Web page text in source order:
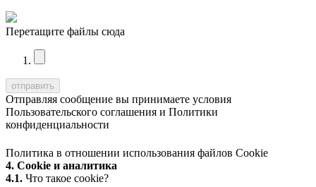
Перетащите файлы сюда
Отправляя сообщение вы принимаете условия
Пользовательского соглашения и Политики
конфиденциальности
Политика в отношении использования файлов Cookie
4. Cookie и аналитика
4.1. Что такое cookie?